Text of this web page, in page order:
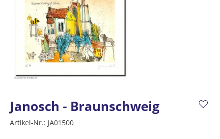
Janosch - Braunschweig
Artikel-Nr.: JA01500